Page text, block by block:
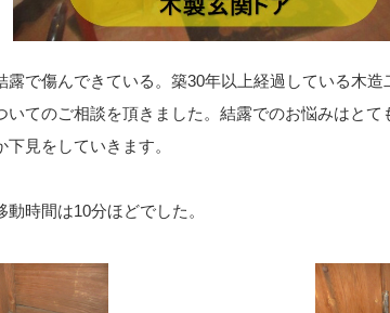
露で傷んできている。築30年以上経過している木
いてのご相談を頂きました。結露でのお悩みはと
見をしていきます。
時間は10分ほどでした。